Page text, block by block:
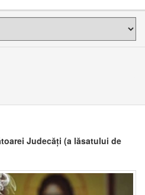
Judecăți (a lăsatului de